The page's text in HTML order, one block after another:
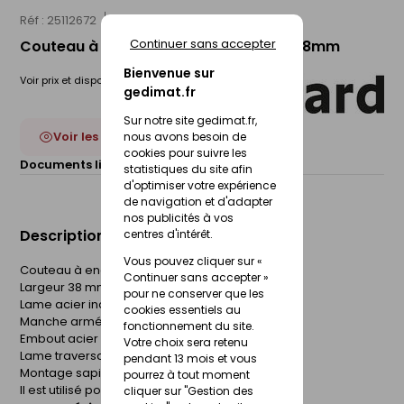
Bienvenue sur
gedimat.fr
Sur notre site gedimat.fr,
nous avons besoin de
cookies pour suivre les
statistiques du site afin
d'optimiser votre expérience
de navigation et d'adapter
nos publicités à vos
centres d'intérêt.
Vous pouvez cliquer sur «
Continuer sans accepter »
pour ne conserver que les
cookies essentiels au
fonctionnement du site.
Votre choix sera retenu
pendant 13 mois et vous
pourrez à tout moment
cliquer sur "Gestion des
Continuer sans accepter
Réf : 25112672
Couteau à enduire MAXXGRIP HYDE - 38mm
Voir prix et disponibilité en magasin
Voir les 7 déclinaisons
Documents liés :
Fiche technique
Description du produit
Couteau à enduire Maxxgrip
Largeur 38 mm
Lame acier inoxydable
Manche armé et bi-matière
Embout acier chromé
Lame traversante
Montage sapin.
Il est utilisé pour tous les travaux d'enduits.